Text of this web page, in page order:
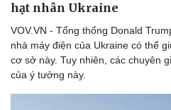
hạt nhân Ukraine
VOV.VN - Tổng thống Donald
nhà máy điện của Ukraine có thể
cơ sở này. Tuy nhiên, các chuyên
của ý tưởng này.